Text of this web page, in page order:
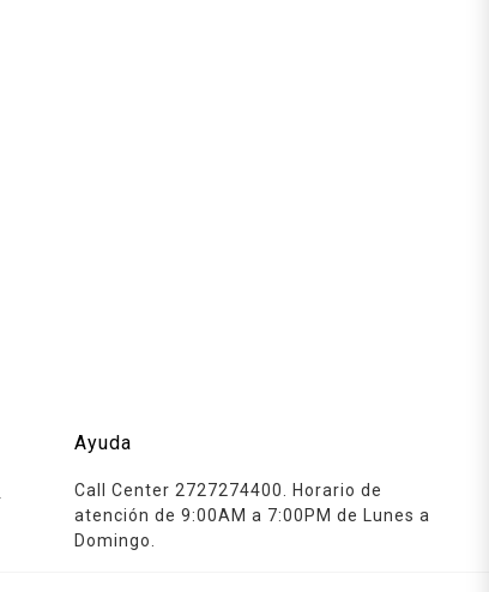
Ayuda
Call Center 2727274400. Horario de
atención de 9:00AM a 7:00PM de Lunes a
Domingo.